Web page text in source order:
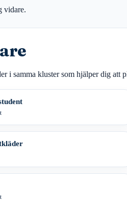
vidare.
i samma kluster som hjälper dig att